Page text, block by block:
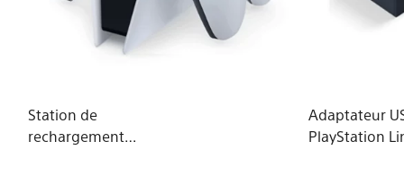
Station de
rechargement
Adaptateur
PlayStation